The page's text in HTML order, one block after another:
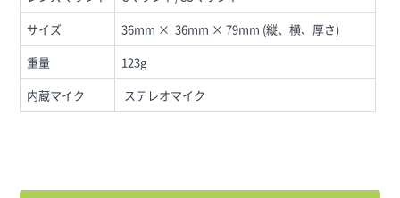
サイズ
36mm × 36mm × 79mm (縦、横、厚さ)
重量
123g
内蔵マイク
ステレオマイク